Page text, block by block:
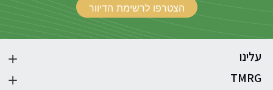
עלינו
TMRG